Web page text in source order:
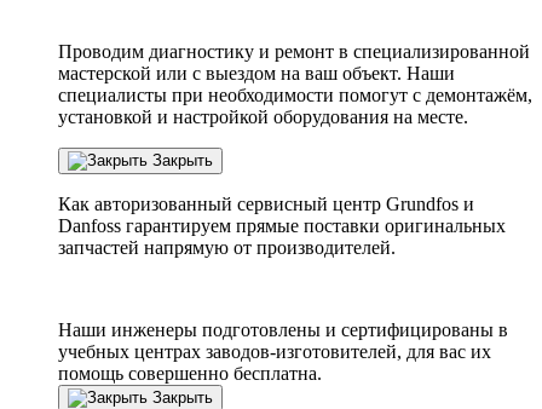
Проводим диагностику и ремонт в специализированной
мастерской или с выездом на ваш объект. Наши
специалисты при необходимости помогут с демонтажём,
установкой и настройкой оборудования на месте.
Закрыть
Как авторизованный сервисный центр Grundfos и
Danfoss гарантируем прямые поставки оригинальных
запчастей напрямую от производителей.
Наши инженеры подготовлены и сертифицированы в
учебных центрах заводов-изготовителей, для вас их
помощь совершенно бесплатна.
Закрыть